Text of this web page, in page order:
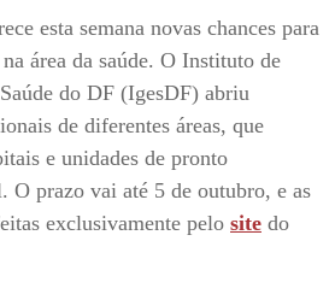
esta semana novas chances para
área da saúde. O Instituto de
do DF (IgesDF) abriu
de diferentes áreas, que
e unidades de pronto
O prazo vai até 5 de outubro, e as
exclusivamente pelo site do